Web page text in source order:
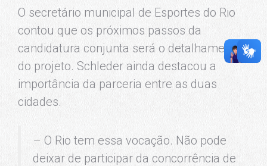
O secretário municipal de Esportes do Rio
contou que os próximos passos da
candidatura conjunta será o detalhamento
do projeto. Schleder ainda destacou a
importância da parceria entre as duas
cidades.
– O Rio tem essa vocação. Não pode
deixar de participar da concorrência de